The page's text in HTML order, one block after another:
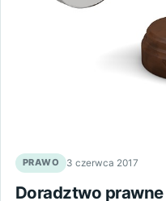
PRAWO 3 czerwca 2017
Doradztwo